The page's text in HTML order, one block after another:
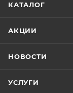
КАТАЛОГ
АКЦИИ
НОВОСТИ
УСЛУГИ